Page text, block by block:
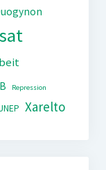
Repression
Xarelto